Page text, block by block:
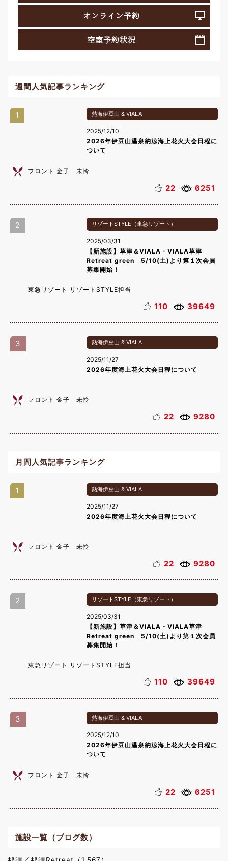
オンライン予約
空室予約状況
週間人気記事ランキング
1 熱海伊豆山 & VIALA
2025/12/10
2026年伊豆山温泉納涼海上花火大会日程に
ついて
フロント 金子 未怜
22 6251
2 リゾートSTYLE（東急リゾート）
2025/03/31
【新施設】草津＆VIALA・VIALA草津
Retreat green 5/10(土)より第１次会員
募集開始！
東急リゾート リゾートSTYLE担当
110 39649
3 熱海伊豆山 & VIALA
2025/11/27
2026年度海上花火大会日程について
フロント 金子 未怜
22 9280
月間人気記事ランキング
1 熱海伊豆山 & VIALA
2025/11/27
2026年度海上花火大会日程について
フロント 金子 未怜
22 9280
2 リゾートSTYLE（東急リゾート）
2025/03/31
【新施設】草津＆VIALA・VIALA草津
Retreat green 5/10(土)より第１次会員
募集開始！
東急リゾート リゾートSTYLE担当
110 39649
3 熱海伊豆山 & VIALA
2025/12/10
2026年伊豆山温泉納涼海上花火大会日程に
ついて
フロント 金子 未怜
22 6251
施設一覧（ブログ数）